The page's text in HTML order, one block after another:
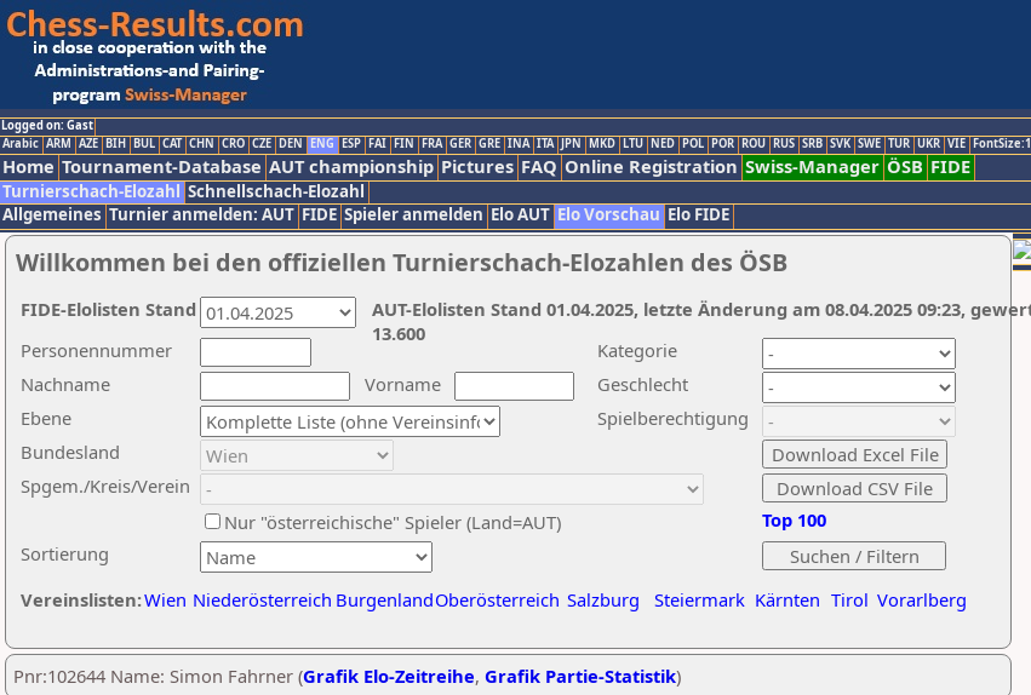
Logged on: Gast
Arabic ARM AZE BIH BUL CAT CHN CRO CZE DEN ENG ESP FAI FIN FRA GER GRE INA ITA JPN MKD LTU NED POL POR ROU RUS SRB SVK SWE TUR UKR VIE
Home Tournament-Database AUT championship Pictures FAQ Online Registration Swiss-Manager ÖSB FIDE
Turnierschach-Elozahl Schnellschach-Elozahl
Allgemeines Turnier anmelden: AUT FIDE Spieler anmelden Elo AUT Elo Vorschau Elo FIDE
Willkommen bei den offiziellen Turnierschach-Elozahlen des ÖSB
Nachname
Vorname
Ebene
Kategorie
Sortierung
Personennummer
Bundesland
Spgem./Kreis/Verein
Geschlecht
Nur "österreichische" Spieler (Land=AUT)
Spielberechtigung
Vereinslisten:Wien Niederösterreich BurgenlandOberösterreich Salzburg Steiermark Kärnten Tirol Vorarlberg
Top 100
AUT-Elolisten Stand 01.04.2025, letzte Änderung am 08.04.2025 09:23,
13.600
FIDE-Elolisten Stand
Pnr:102644 Name: Simon Fahrner (Grafik Elo-Zeitreihe, Grafik Partie-Statistik)